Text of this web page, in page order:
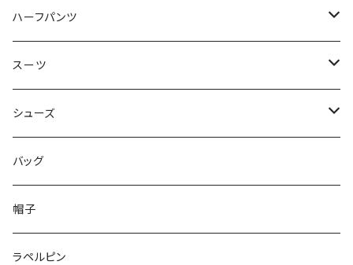
50/XL～
48/L
50/XL～
46/M
48/L
50/XL～
～44/S
46/M
48/L
50/XL～
ハーフパンツ
～44/S
46/M
48/L
50/XL～
スーツ
～44/S
46/M
48/L
50/XL～
シューズ
～25.5cm
26cm～
27cm～
バッグ
帽子
ラペルピン